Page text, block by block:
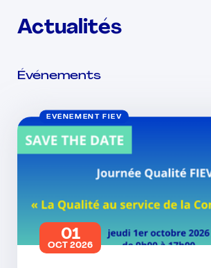
Actualités
Événements
EVÉNEMENT FIEV
01
OCT 2026